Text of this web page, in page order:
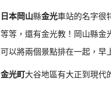
日本岡山縣金光車站的名字很
等等，還有金光教！岡山縣金
可以將兩個景點排在一起，早
金光町大谷地區有大正到現代